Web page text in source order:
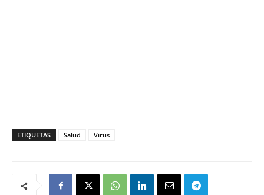
ETIQUETAS Salud Virus